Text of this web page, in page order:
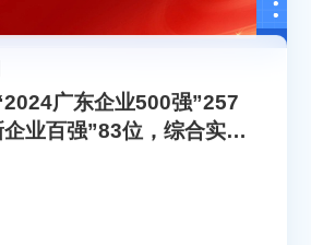
广东企业500强”257
业百强”83位，综合实力